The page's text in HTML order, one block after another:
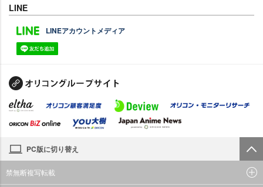
LINE
LINEアカウントメディア
PC版に切り替え
禁無断複写転載